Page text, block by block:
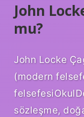
John
mu?
John Locke
(modern
sözleşme,